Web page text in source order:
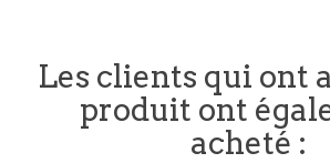
Les clients qui ont
produit ont
acheté :